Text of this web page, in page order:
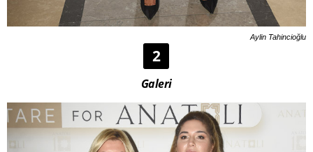
Aylin Tahincioğlu
2
Galeri